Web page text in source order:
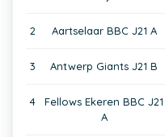
2 Aartselaar BBC J21 A
3 Antwerp Giants J21 B
4
Fellows Ekeren BBC J21
A